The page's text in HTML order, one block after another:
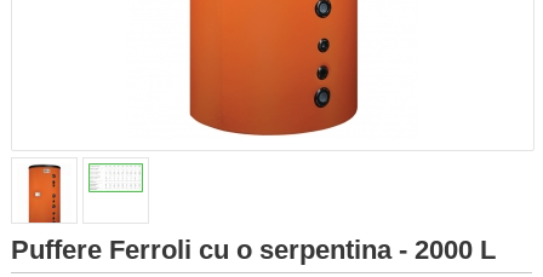
Puffere Ferroli cu o serpentina - 2000 L